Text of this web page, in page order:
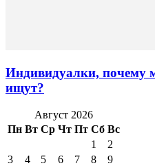
Индивидуалки, почему
ищут?
Август 2026
Пн Вт Ср Чт Пт Сб Вс
1
2
3
4 5 6 7 8
9